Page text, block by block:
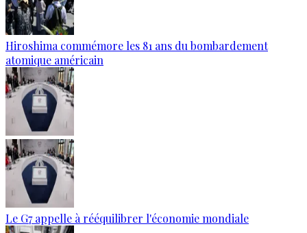
Hiroshima commémore les 81 ans du bombardement
atomique américain
Le G7 appelle à rééquilibrer l'économie mondiale